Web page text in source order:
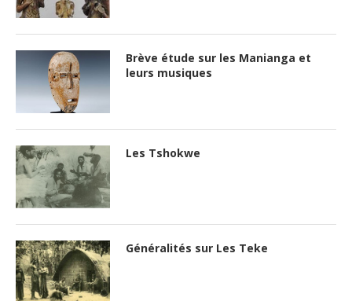
Brève étude sur les Manianga et
leurs musiques
Les Tshokwe
Généralités sur Les Teke